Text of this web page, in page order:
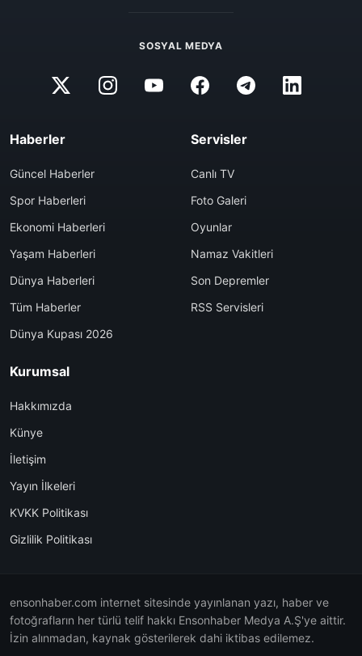
SOSYAL MEDYA
Haberler
Güncel Haberler
Spor Haberleri
Ekonomi Haberleri
Yaşam Haberleri
Dünya Haberleri
Tüm Haberler
Dünya Kupası 2026
Servisler
Canlı TV
Foto Galeri
Oyunlar
Namaz Vakitleri
Son Depremler
RSS Servisleri
Kurumsal
Hakkımızda
Künye
İletişim
Yayın İlkeleri
KVKK Politikası
Gizlilik Politikası
ensonhaber.com internet sitesinde yayınlanan yazı, haber ve
fotoğrafların her türlü telif hakkı Ensonhaber Medya A.Ş'ye aittir.
İzin alınmadan, kaynak gösterilerek dahi iktibas edilemez.